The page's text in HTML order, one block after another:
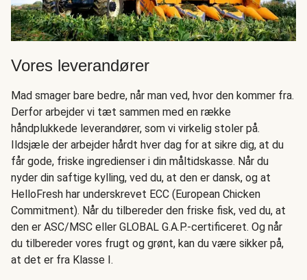
Vores leverandører
Mad smager bare bedre, når man ved, hvor den kommer fra.
Derfor arbejder vi tæt sammen med en række
håndplukkede leverandører, som vi virkelig stoler på.
Ildsjæle der arbejder hårdt hver dag for at sikre dig, at du
får gode, friske ingredienser i din måltidskasse. Når du
nyder din saftige kylling, ved du, at den er dansk, og at
HelloFresh har underskrevet ECC (European Chicken
Commitment). Når du tilbereder den friske fisk, ved du, at
den er ASC/MSC eller GLOBAL G.A.P.-certificeret. Og når
du tilbereder vores frugt og grønt, kan du være sikker på,
at det er fra Klasse I.